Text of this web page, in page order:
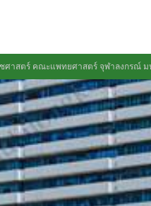
ศาสตร์ คณะแพทยศาสตร์ จุฬาลงกรณ์